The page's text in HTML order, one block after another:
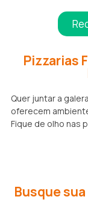
Pizzarias
Quer juntar a
oferecem
Fique de olho nas
Busque